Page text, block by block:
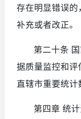
存在明显错误的
补充或者改正。
第二十条
据质量监控和评
直辖市重要统计
第四章 统